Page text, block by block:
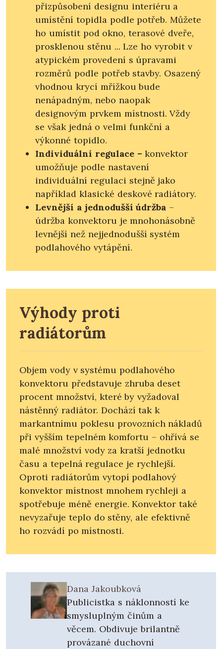
přizpůsobení designu interiéru a
umístění topidla podle potřeb. Můžete
ho umístit pod okno, terasové dveře,
prosklenou stěnu ... Lze ho vyrobit v
atypickém provedení s úpravami
rozměrů podle potřeb stavby. Osazený
vhodnou krycí mřížkou bude
nenápadným, nebo naopak
designovým prvkem místnosti. Vždy
se však jedná o velmi funkční a
výkonné topidlo.
Individuální regulace – konvektor
umožňuje podle nastavení
individuální regulaci stejně jako
například klasické deskové radiátory.
Levnější a jednodušší údržba –
údržba konvektoru je mnohonásobně
levnější než nejjednodušší systém
podlahového vytápění.
Výhody proti
radiátorům
Objem vody v systému podlahového
konvektoru představuje zhruba deset
procent množství, které by vyžadoval
nástěnný radiátor. Dochází tak k
markantnímu poklesu provozních nákladů
při vyšším tepelném komfortu – ohřívá se
malé množství vody za kratší jednotku
času a tepelná regulace je rychlejší.
Oproti radiátorům vytopí podlahový
konvektor místnost mnohem rychleji a
spotřebuje méně energie. Konvektor také
nevyzařuje teplo do stěny, ale efektivně
ho rozvádí po místnosti.
Dana Jakoubková
Publicistka s náklonností ke
smysluplným činům a
věcem. Obdivuje brilantně
provázané duchovní